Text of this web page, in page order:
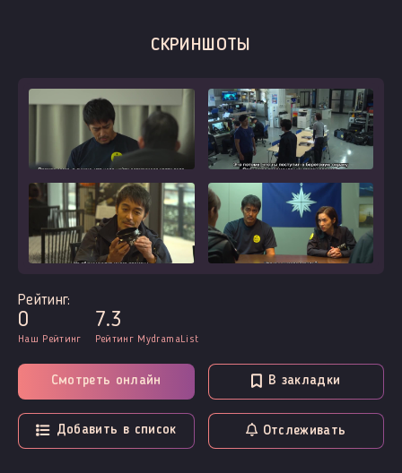
СКРИНШОТЫ
Рейтинг:
0
Наш Рейтинг
7.3
Рейтинг MydramaList
Смотреть онлайн В закладки
Добавить в список Отслеживать